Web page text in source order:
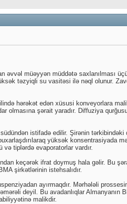
əvvəl müəyyən müddətə saxlanılması
təzyiqli su vasitəsi ilə nəql olunur.
hərəkət edən xüsusi konveyorlara
olmasına şərait yaradır. Diffuziya
istifadə edilir. Şirənin
yüksək konsentrasiyada
tiplərdə evaporatorlar vardır.
keçərək ifrat doymuş hala gəlir. Bu
şirkətlərinin istehsalıdır.
ayırmaqdır. Mərhələli
deyil. Bu avadanlıqlar Almanyanın
malikdir.